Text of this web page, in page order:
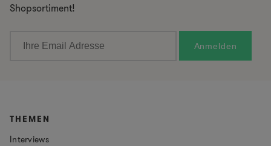
Shopsortiment!
THEMEN
Interviews